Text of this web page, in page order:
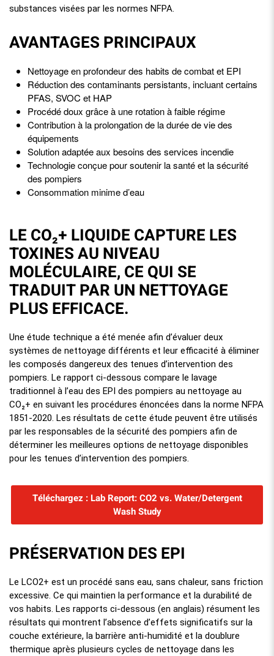
substances visées par les normes NFPA.
AVANTAGES PRINCIPAUX
Nettoyage en profondeur des habits de combat et EPI
Réduction des contaminants persistants, incluant certains
PFAS, SVOC et HAP
Procédé doux grâce à une rotation à faible régime
Contribution à la prolongation de la durée de vie des
équipements
Solution adaptée aux besoins des services incendie
Technologie conçue pour soutenir la santé et la sécurité
des pompiers
Consommation minime d’eau
LE CO₂+ LIQUIDE CAPTURE LES
TOXINES AU NIVEAU
MOLÉCULAIRE, CE QUI SE
TRADUIT PAR UN NETTOYAGE
PLUS EFFICACE.
Une étude technique a été menée afin d’évaluer deux
systèmes de nettoyage différents et leur efficacité à éliminer
les composés dangereux des tenues d’intervention des
pompiers. Le rapport ci-dessous compare le lavage
traditionnel à l’eau des EPI des pompiers au nettoyage au
CO₂+ en suivant les procédures énoncées dans la norme NFPA
1851-2020. Les résultats de cette étude peuvent être utilisés
par les responsables de la sécurité des pompiers afin de
déterminer les meilleures options de nettoyage disponibles
pour les tenues d’intervention des pompiers.
Téléchargez : Lab Report: CO2 vs. Water/Detergent
Wash Study
PRÉSERVATION DES EPI
Le LCO2+ est un procédé sans eau, sans chaleur, sans friction
excessive. Ce qui maintien la performance et la durabilité de
vos habits. Les rapports ci-dessous (en anglais) résument les
résultats qui montrent l’absence d’effets significatifs sur la
couche extérieure, la barrière anti-humidité et la doublure
thermique après plusieurs cycles de nettoyage dans les